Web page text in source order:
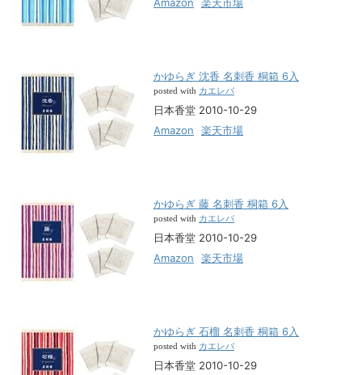
かゆらぎ 沈香 名刺香 桐箱 6入
posted with カエレバ
日本香堂 2010-10-29
Amazon
楽天市場
かゆらぎ 藤 名刺香 桐箱 6入
posted with カエレバ
日本香堂 2010-10-29
Amazon
楽天市場
かゆらぎ 石榴 名刺香 桐箱 6入
posted with カエレバ
日本香堂 2010-10-29